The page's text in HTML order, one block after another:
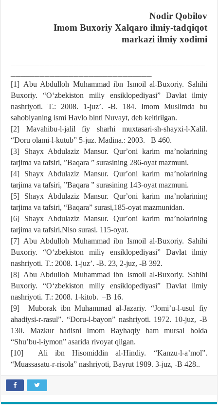
Nodir Qobilov
Imom Buxoriy Xalqaro ilmiy-tadqiqot
markazi ilmiy xodimi
[1] Abu Abdulloh Muhammad ibn Ismoil al-Buxoriy. Sahihi
Buxoriy. “Oʻzbekiston miliy ensiklopediyasi” Davlat ilmiy
nashriyoti. T.: 2008. 1-juzʼ. -B. 184. Imom Muslimda bu
sahobiyaning ismi Havlo binti Nuvayt, deb keltirilgan.
[2] Mavahibu-l-jalil fiy sharhi muxtasari-sh-shayxi-l-Xalil.
“Doru olami-l-kutub” 5-juz. Madina.: 2003. –B 460.
[3] Shayx Abdulaziz Mansur. Qurʼoni karim maʼnolarining
tarjima va tafsiri, ”Baqara ” surasining 286-oyat mazmuni.
[4] Shayx Abdulaziz Mansur. Qurʼoni karim maʼnolarining
tarjima va tafsiri, ”Baqara ” surasining 143-oyat mazmuni.
[5] Shayx Abdulaziz Mansur. Qurʼoni karim maʼnolarining
tarjima va tafsiri, “Baqara” surasi,185-oyat mazmunidan.
[6] Shayx Abdulaziz Mansur. Qurʼoni karim maʼnolarining
tarjima va tafsiri,Niso surasi. 115-oyat.
[7] Abu Abdulloh Muhammad ibn Ismoil al-Buxoriy. Sahihi
Buxoriy. “Oʻzbekiston miliy ensiklopediyasi” Davlat ilmiy
nashriyoti. T.: 2008. 1-juzʼ. -B. 23, 2-juz, -B 392.
[8] Abu Abdulloh Muhammad ibn Ismoil al-Buxoriy. Sahihi
Buxoriy. “Oʻzbekiston miliy ensiklopediyasi” Davlat ilmiy
nashriyoti. T.: 2008. 1-kitob. –B 16.
[9] Muborak ibn Muhammad al-Jazariy. “Jomiʼu-l-usul fiy
ahadiysi-r-rasul”. “Doru-l-bayon” nashriyoti. 1972. 10-juz, -B
130. Mazkur hadisni Imom Bayhaqiy ham mursal holda
“Shuʼbu-l-iymon” asarida rivoyat qilgan.
[10] Ali ibn Hisomiddin al-Hindiy. “Kanzu-l-aʼmol”.
“Muassasatu-r-risola” nashriyoti, Bayrut 1989. 3-juz, -B 428..